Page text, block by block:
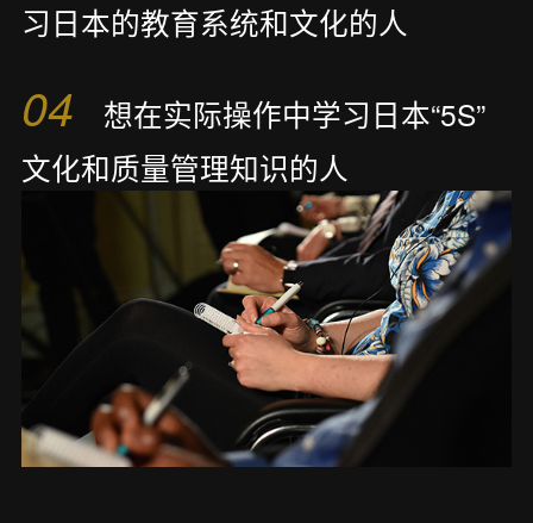
习日本的教育系统和文化的人
04 想在实际操作中学习日本“5S”
文化和质量管理知识的人